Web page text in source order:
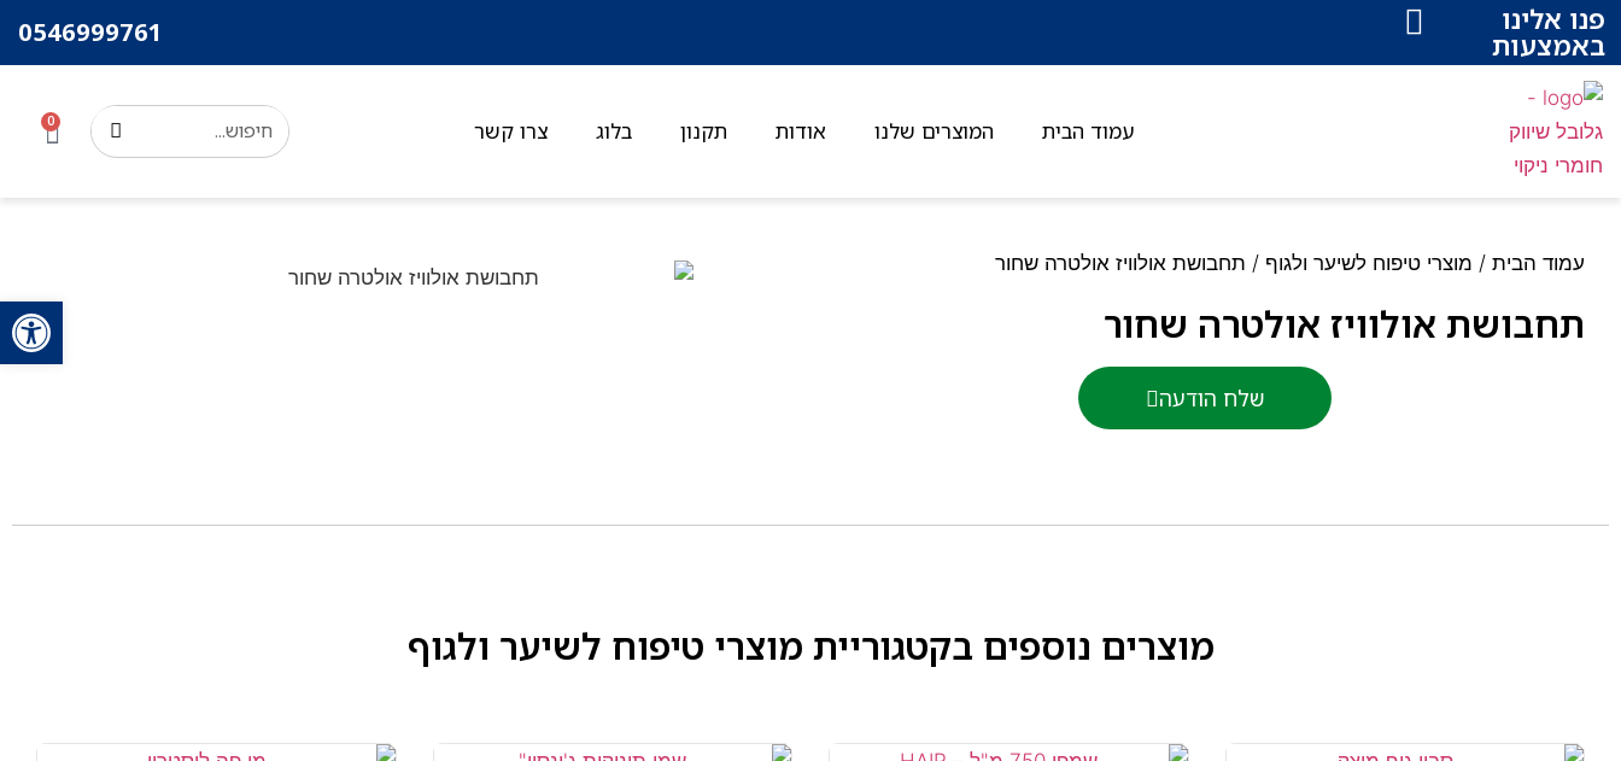
פתח
פנו אלינו
באמצעות 0546999761
עמוד הבית המוצרים שלנו אודות תקנון בלוג צרו קשר 0
עמוד הבית / מוצרי טיפוח לשיער ולגוף / תחבושת אולוויז אולטרה שחור
תחבושת אולוויז אולטרה שחור
שלח הודעה
מוצרים נוספים בקטגוריית מוצרי טיפוח לשיער ולגוף